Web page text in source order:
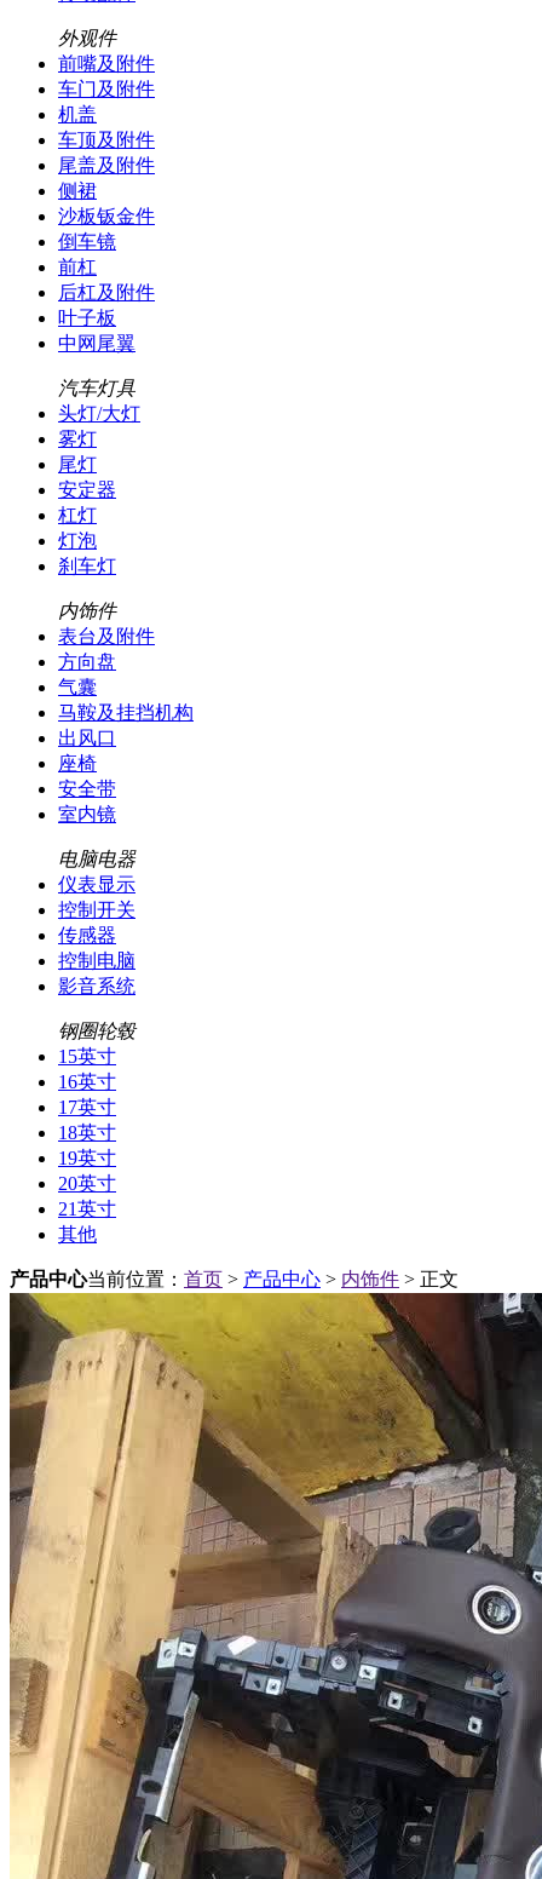
外观件
前嘴及附件
车门及附件
机盖
车顶及附件
尾盖及附件
侧裙
沙板钣金件
倒车镜
前杠
后杠及附件
叶子板
中网尾翼
汽车灯具
头灯/大灯
雾灯
尾灯
安定器
杠灯
灯泡
刹车灯
内饰件
表台及附件
方向盘
气囊
马鞍及挂挡机构
出风口
座椅
安全带
室内镜
电脑电器
仪表显示
控制开关
传感器
控制电脑
影音系统
钢圈轮毂
15英寸
16英寸
17英寸
18英寸
19英寸
20英寸
21英寸
其他
产品中心当前位置： 首页 > 产品中心 > 内饰件 > 正文